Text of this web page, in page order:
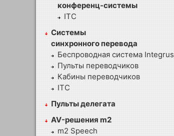
конференц-системы
ITC
Системы
синхронного перевода
Беспроводная система Integrus
Пульты переводчиков
Кабины переводчиков
ITC
Пульты делегата
AV-решения m2
m2 Speech